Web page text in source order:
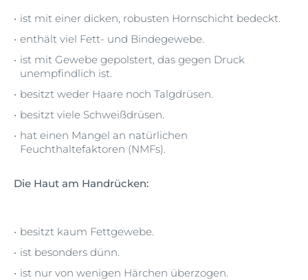
ist mit einer dicken, robusten Hornschicht bedeckt.
enthält viel Fett- und Bindegewebe.
ist mit Gewebe gepolstert, das gegen Druck
unempfindlich ist.
besitzt weder Haare noch Talgdrüsen.
besitzt viele Schweißdrüsen.
hat einen Mangel an natürlichen
Feuchthaltefaktoren (NMFs).
Die Haut am Handrücken:
besitzt kaum Fettgewebe.
ist besonders dünn.
ist nur von wenigen Härchen überzogen.